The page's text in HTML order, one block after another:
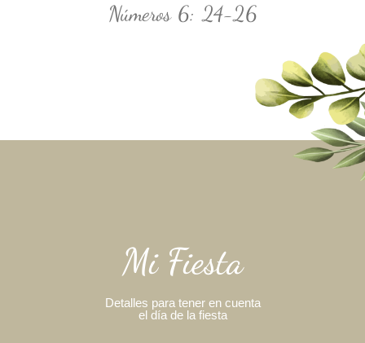
Números 6: 24-26
Mi Fiesta
Detalles para tener en cuenta
el día de la fiesta